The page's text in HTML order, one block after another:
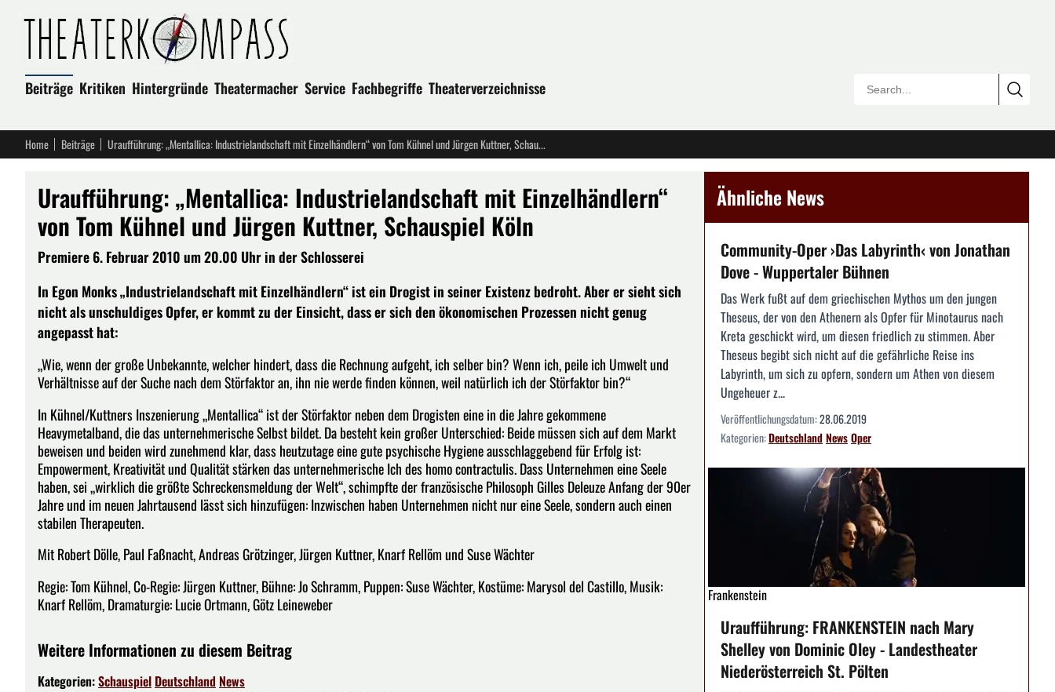
Beiträge Kritiken Hintergründe Theatermacher Service Fachbegriffe Theaterverzeichnisse
Home Beiträge Uraufführung: „Mentallica: Industrielandschaft mit Einzelhändlern“ von Tom Kühnel und Jürgen Kuttner, Schauspiel Köln
Uraufführung: „Mentallica: Industrielandschaft mit Einzelhändlern“
von Tom Kühnel und Jürgen Kuttner, Schauspiel Köln
Premiere 6. Februar 2010 um 20.00 Uhr in der Schlosserei
In Egon Monks „Industrielandschaft mit Einzelhändlern“ ist ein Drogist in seiner Existenz bedroht. Aber er sieht sich
nicht als unschuldiges Opfer, er kommt zu der Einsicht, dass er sich den ökonomischen Prozessen nicht genug
angepasst hat:
„Wie, wenn der große Unbekannte, welcher hindert, dass die Rechnung aufgeht, ich selber bin? Wenn ich, peile ich Umwelt und
Verhältnisse auf der Suche nach dem Störfaktor an, ihn nie werde finden können, weil natürlich ich der Störfaktor bin?“
In Kühnel/Kuttners Inszenierung „Mentallica“ ist der Störfaktor neben dem Drogisten eine in die Jahre gekommene
Heavymetalband, die das unternehmerische Selbst bildet. Da besteht kein großer Unterschied: Beide müssen sich auf dem Markt
beweisen und beiden wird zunehmend klar, dass heutzutage eine gute psychische Hygiene ausschlaggebend für Erfolg ist:
Empowerment, Kreativität und Qualität stärken das unternehmerische Ich des homo contractulis. Dass Unternehmen eine Seele
haben, sei „wirklich die größte Schreckensmeldung der Welt“, schimpfte der französische Philosoph Gilles Deleuze Anfang der 90er
Jahre und im neuen Jahrtausend lässt sich hinzufügen: Inzwischen haben Unternehmen nicht nur eine Seele, sondern auch einen
stabilen Therapeuten.
Mit Robert Dölle, Paul Faßnacht, Andreas Grötzinger, Jürgen Kuttner, Knarf Rellöm und Suse Wächter
Regie: Tom Kühnel, Co-Regie: Jürgen Kuttner, Bühne: Jo Schramm, Puppen: Suse Wächter, Kostüme: Marysol del Castillo, Musik:
Knarf Rellöm, Dramaturgie: Lucie Ortmann, Götz Leineweber
Weitere Informationen zu diesem Beitrag
Kategorien:Schauspiel Deutschland News
Ähnliche News
Community-Oper ›Das Labyrinth‹ von Jonathan
Dove - Wuppertaler Bühnen
Das Werk fußt auf dem griechischen Mythos um den jungen
Theseus, der von den Athenern als Opfer für Minotaurus nach
Kreta geschickt wird, um diesen friedlich zu stimmen. Aber
Theseus begibt sich nicht auf die gefährliche Reise ins
Labyrinth, um sich zu opfern, sondern um Athen von diesem
Ungeheuer z...
Veröffentlichungsdatum:28.06.2019
Kategorien:DeutschlandNewsOper
Frankenstein
Uraufführung: FRANKENSTEIN nach Mary
Shelley von Dominic Oley - Landestheater
Niederösterreich St. Pölten